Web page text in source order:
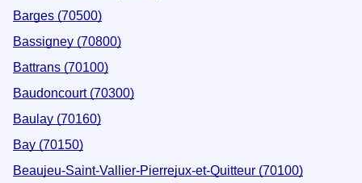
Barges (70500)
Bassigney (70800)
Battrans (70100)
Baudoncourt (70300)
Baulay (70160)
Bay (70150)
Beaujeu-Saint-Vallier-Pierrejux-et-Quitteur (70100)